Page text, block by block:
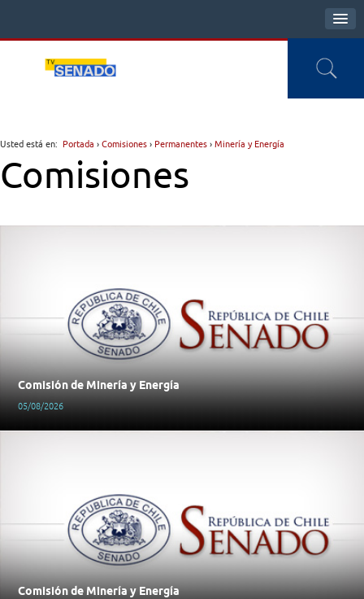
Usted está en: Portada › Comisiones › Permanentes › Minería y Energía
Comisiones
Comisión de Minería y Energía
05/08/2026
Comisión de Minería y Energía